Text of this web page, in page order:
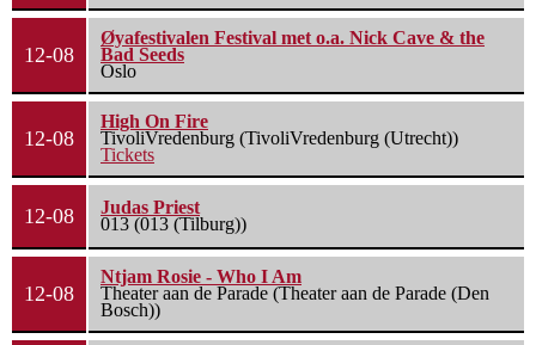
12-08
Øyafestivalen Festival met o.a. Nick Cave & the
Bad Seeds
Oslo
12-08
High On Fire
TivoliVredenburg (TivoliVredenburg (Utrecht))
Tickets
12-08
Judas Priest
013 (013 (Tilburg))
12-08
Ntjam Rosie - Who I Am
Theater aan de Parade (Theater aan de Parade (Den
Bosch))